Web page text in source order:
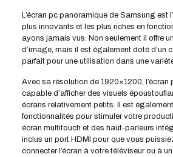
L’écran pc panoramique de Samsung est
plus innovants et les plus riches en
ayons jamais vus. Non seulement il offre
d’image, mais il est également doté d’un
parfait pour une utilisation dans une
Avec sa résolution de 1920×1200,
capable d’afficher des visuels
écrans relativement petits. Il est
fonctionnalités pour stimuler votre
écran multitouch et des haut-parleurs
inclus un port HDMI pour que vous
connecter l’écran à votre téléviseur ou à